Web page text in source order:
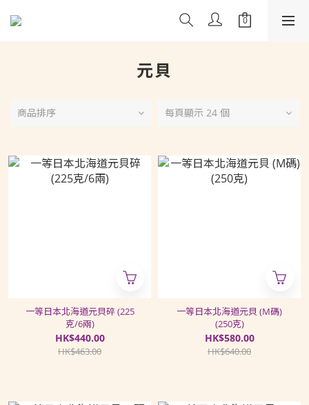
元貝
商品排序 每頁顯示 24 個
一等日本北海道元貝碎 (225
克/6兩)
HK$440.00
HK$463.00
一等日本北海道元貝 (M碼)
(250克)
HK$580.00
HK$640.00